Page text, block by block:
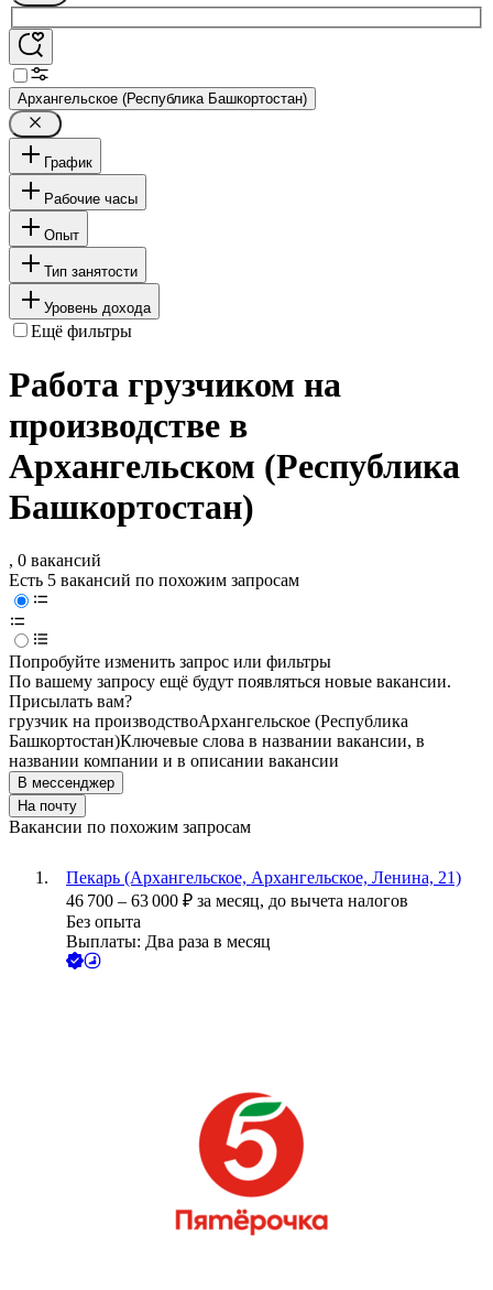
Архангельское (Республика Башкортостан)
График
Рабочие часы
Опыт
Тип занятости
Уровень дохода
Ещё фильтры
Работа грузчиком на
производстве в
Архангельском (Республика
Башкортостан)
, 0 вакансий
Есть 5 вакансий по похожим запросам
Попробуйте изменить запрос или фильтры
По вашему запросу ещё будут появляться новые вакансии.
Присылать вам?
грузчик на производствоАрхангельское (Республика
Башкортостан)Ключевые слова в названии вакансии, в
названии компании и в описании вакансии
В мессенджер
На почту
Вакансии по похожим запросам
Пекарь (Архангельское, Архангельское, Ленина, 21)
46 700 – 63 000 ₽ за месяц, до вычета налогов
Без опыта
Выплаты: Два раза в месяц